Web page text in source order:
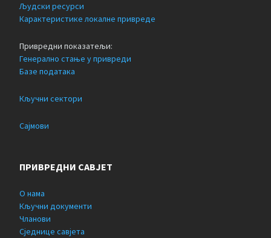
Људски ресурси
Карактеристике локалне привреде
Привредни показатељи:
Генерално стање у привреди
Базе података
Кључни сектори
Сајмови
ПРИВРЕДНИ САВЈЕТ
О нама
Кључни документи
Чланови
Сједнице савјета